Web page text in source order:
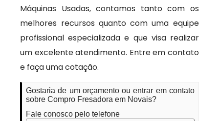
Máquinas Usadas, contamos tanto com os
melhores recursos quanto com uma equipe
profissional especializada e que visa realizar
um excelente atendimento. Entre em contato
e faça uma cotação.
Gostaria de um orçamento ou entrar em contato
sobre Compro Fresadora em Novais?
Fale conosco pelo telefone